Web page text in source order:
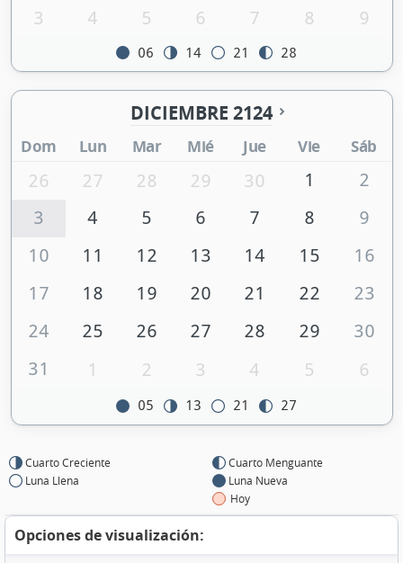
3 4 5 6 7 8 9
06 14 21 28
DICIEMBRE 2124
Dom Lun Mar Mié Jue Vie Sáb
26 27 28 29 30 1
2
3
4 5 6 7 8
9
10
11 12 13 14 15
16
17
18 19 20 21 22
23
24
25 26 27 28 29
30
31
1 2 3 4 5 6
05 13 21 27
Cuarto Creciente
Luna Llena
Cuarto Menguante
Luna Nueva
Hoy
Opciones de visualización: